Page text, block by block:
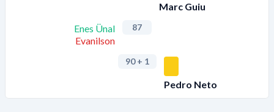
Marc Guiu
Enes Ünal
Evanilson
87
90+ 1
Pedro Neto